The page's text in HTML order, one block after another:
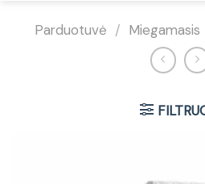
Parduotuvė / Miegamasis